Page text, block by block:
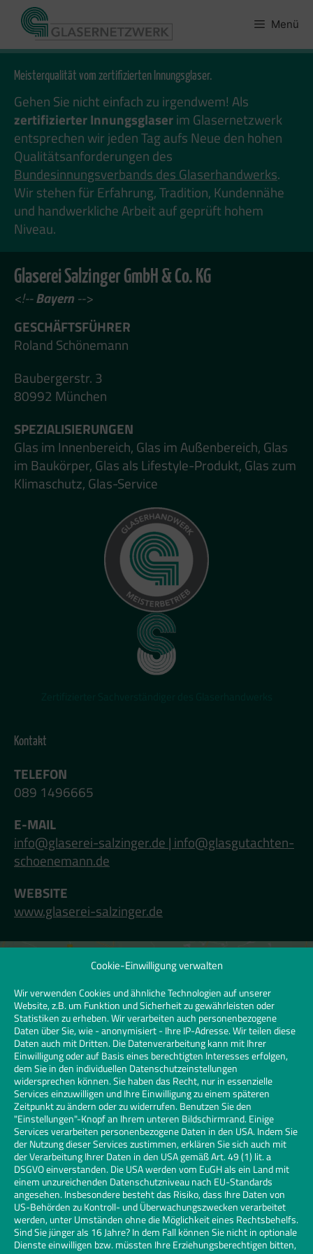
Cookie-Einwilligung verwalten
Wir verwenden Cookies und ähnliche Technologien auf unserer
Website, z.B. um Funktion und Sicherheit zu gewährleisten oder
Statistiken zu erheben. Wir verarbeiten auch personenbezogene
Daten über Sie, wie - anonymisiert - Ihre IP-Adresse. Wir teilen diese
Daten auch mit Dritten. Die Datenverarbeitung kann mit Ihrer
Einwilligung oder auf Basis eines berechtigten Interesses erfolgen,
dem Sie in den individuellen Datenschutzeinstellungen
widersprechen können. Sie haben das Recht, nur in essenzielle
Services einzuwilligen und Ihre Einwilligung zu einem späteren
Zeitpunkt zu ändern oder zu widerrufen. Benutzen Sie den
"Einstellungen"-Knopf an Ihrem unteren Bildschirmrand. Einige
Services verarbeiten personenbezogene Daten in den USA. Indem Sie
der Nutzung dieser Services zustimmen, erklären Sie sich auch mit
der Verarbeitung Ihrer Daten in den USA gemäß Art. 49 (1) lit. a
DSGVO einverstanden. Die USA werden vom EuGH als ein Land mit
einem unzureichenden Datenschutzniveau nach EU-Standards
angesehen. Insbesondere besteht das Risiko, dass Ihre Daten von
US-Behörden zu Kontroll- und Überwachungszwecken verarbeitet
werden, unter Umständen ohne die Möglichkeit eines Rechtsbehelfs.
Sind Sie jünger als 16 Jahre? In dem Fall können Sie nicht in optionale
Dienste einwilligen bzw. müssten Ihre Erziehungsberechtigen bitten,
Zum
Inhalt
springen
Menü
Meisterqualität vom zertifizierten Innungsglaser.
Gehen Sie nicht einfach zu irgendwem! Als
zertifizierter Innungsglaserim Glasernetzwerk
entsprechen wir jeden Tag aufs Neue den hohen
Qualitätsanforderungen des
Bundesinnungsverbands des Glaserhandwerks.
Wir stehen für Erfahrung, Tradition, Kundennähe
und handwerkliche Arbeit auf geprüft hohem
Niveau.
Glaserei Salzinger GmbH & Co. KG
<!--Bayern -->
GESCHÄFTSFÜHRER
Roland Schönemann
Baubergerstr. 3
80992 München
SPEZIALISIERUNGEN
Glas im Innenbereich, Glas im Außenbereich, Glas
im Baukörper, Glas als Lifestyle-Produkt, Glas zum
Klimaschutz, Glas-Service
Kontakt
TELEFON
089 1496665
E-MAIL
info@glaserei-salzinger.de | info@glasgutachten-
schoenemann.de
WEBSITE
www.glaserei-salzinger.de
Klicken Sie hier, um Marketing-Cookies zu
akzeptieren und diesen Inhalt zu
aktivieren | Click to accept marketing
cookies and enable this content